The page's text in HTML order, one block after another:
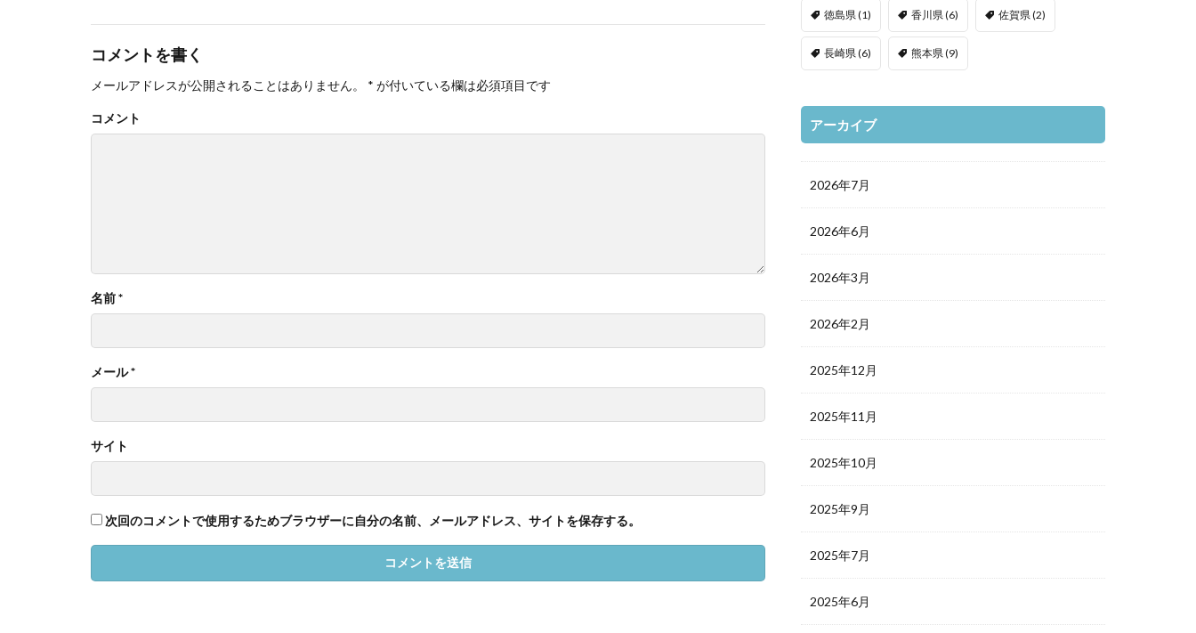
コメントを書く
メールアドレスが公開されることはありません。 * が付いている欄は必須項目です
コメント
名前*
メール*
サイト
次回のコメントで使用するためブラウザーに自分の名前、メールアドレス、サイトを保存する。
徳島県(1) 香川県(6) 佐賀県(2)
長崎県(6) 熊本県(9)
アーカイブ
2026年7月
2026年6月
2026年3月
2026年2月
2025年12月
2025年11月
2025年10月
2025年9月
2025年7月
2025年6月